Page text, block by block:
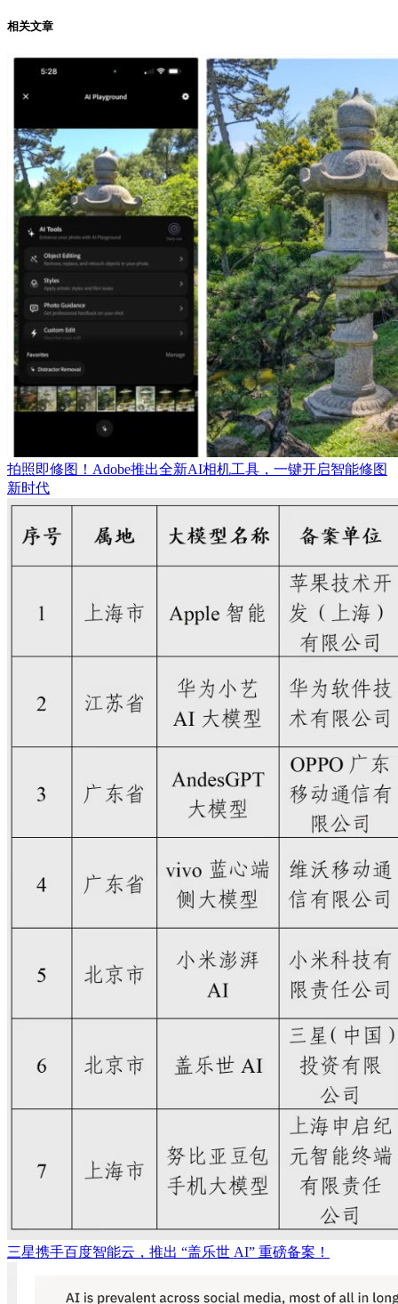
相关文章
拍照即修图！Adobe推出全新AI相机工具，一键开启智能修图
新时代
三星携手百度智能云，推出 “盖乐世 AI” 重磅备案！